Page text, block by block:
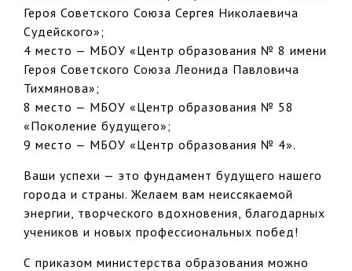
Героя Советского Союза Сергея Николаевича
Судейского»;
4 место — МБОУ «Центр образования № 8 имени
Героя Советского Союза Леонида Павловича
Тихмянова»;
8 место — МБОУ «Центр образования № 58
«Поколение будущего»;
9 место — МБОУ «Центр образования № 4».
Ваши успехи — это фундамент будущего нашего
города и страны. Желаем вам неиссякаемой
энергии, творческого вдохновения, благодарных
учеников и новых профессиональных побед!
С приказом министерства образования можно